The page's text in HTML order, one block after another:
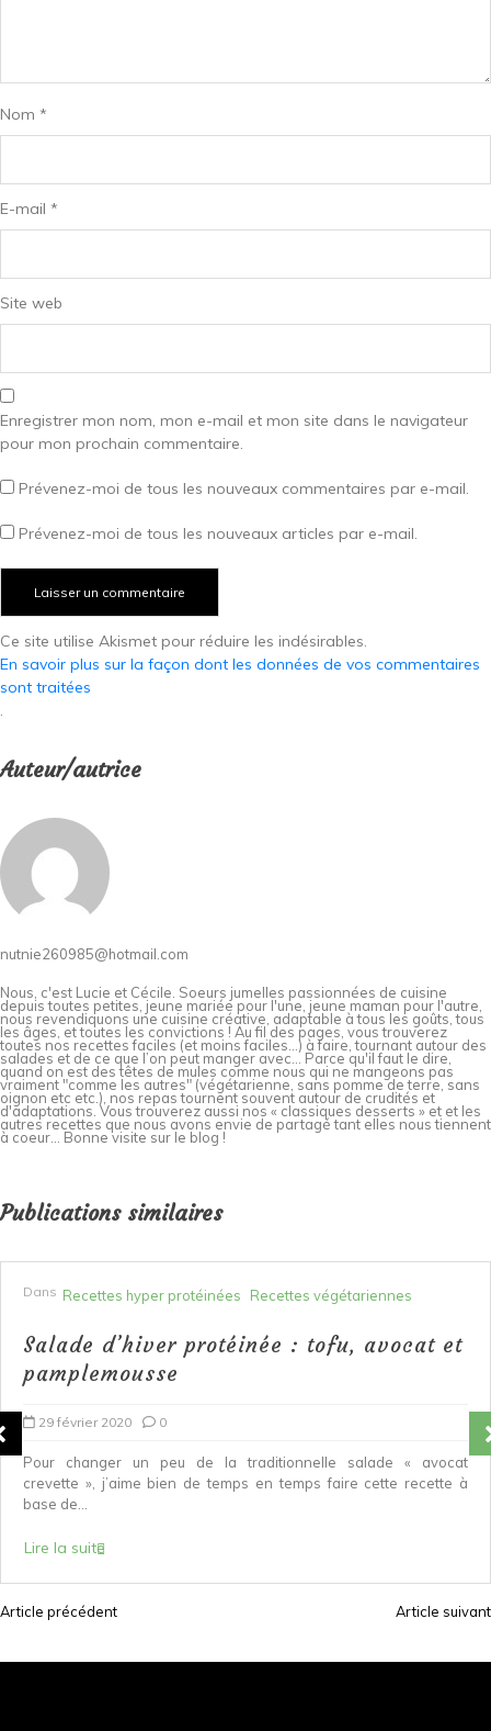
Nom *
E-mail *
Site web
Enregistrer mon nom, mon e-mail et mon site dans le navigateur
pour mon prochain commentaire.
Prévenez-moi de tous les nouveaux commentaires par e-mail.
Prévenez-moi de tous les nouveaux articles par e-mail.
Ce site utilise Akismet pour réduire les indésirables.
En savoir plus sur la façon dont les données de vos commentaires
sont traitées
.
Auteur/autrice
nutnie260985@hotmail.com
Nous, c'est Lucie et Cécile. Soeurs jumelles passionnées de cuisine
depuis toutes petites, jeune mariée pour l'une, jeune maman pour l'autre,
nous revendiquons une cuisine créative, adaptable à tous les goûts, tous
les âges, et toutes les convictions ! Au fil des pages, vous trouverez
toutes nos recettes faciles (et moins faciles…) à faire, tournant autour des
salades et de ce que l’on peut manger avec… Parce qu'il faut le dire,
quand on est des têtes de mules comme nous qui ne mangeons pas
vraiment "comme les autres" (végétarienne, sans pomme de terre, sans
oignon etc etc.), nos repas tournent souvent autour de crudités et
d'adaptations. Vous trouverez aussi nos « classiques desserts » et et les
autres recettes que nous avons envie de partagé tant elles nous tiennent
à coeur... Bonne visite sur le blog !
Publications similaires
Dans Recettes hyper protéinées Recettes végétariennes
Salade d’hiver protéinée : tofu, avocat et
pamplemousse
29 février 2020 0
Pour changer un peu de la traditionnelle salade « avocat
crevette », j’aime bien de temps en temps faire cette recette à
base de...
Lire la suite
N
Article précédent Article suivant